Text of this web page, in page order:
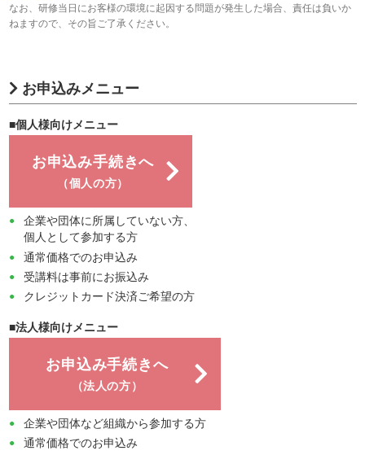
なお、研修当日にお客様の環境に起因する問題が発生した場合、責任は負いか
ねますので、その旨ご了承ください。
お申込みメニュー
■個人様向けメニュー
お申込み手続きへ
（個人の方）
企業や団体に所属していない方、
個人として参加する方
通常価格でのお申込み
受講料は事前にお振込み
クレジットカード決済ご希望の方
■法人様向けメニュー
お申込み手続きへ
（法人の方）
企業や団体など組織から参加する方
通常価格でのお申込み